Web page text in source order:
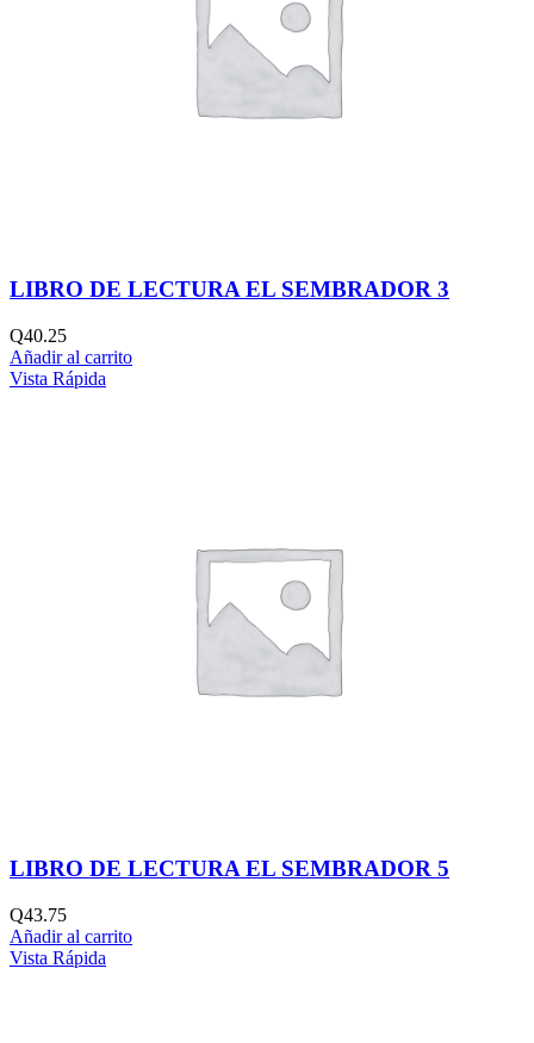
LIBRO DE LECTURA EL SEMBRADOR 3
Q40.25
Añadir al carrito
Vista Rápida
LIBRO DE LECTURA EL SEMBRADOR 5
Q43.75
Añadir al carrito
Vista Rápida